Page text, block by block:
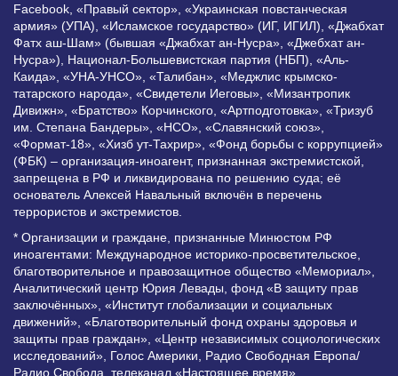
Facebook, «Правый сектор», «Украинская повстанческая
армия» (УПА), «Исламское государство» (ИГ, ИГИЛ), «Джабхат
Фатх аш-Шам» (бывшая «Джабхат ан-Нусра», «Джебхат ан-
Нусра»), Национал-Большевистская партия (НБП), «Аль-
Каида», «УНА-УНСО», «Талибан», «Меджлис крымско-
татарского народа», «Свидетели Иеговы», «Мизантропик
Дивижн», «Братство» Корчинского, «Артподготовка», «Тризуб
им. Степана Бандеры», «НСО», «Славянский союз»,
«Формат-18», «Хизб ут-Тахрир», «Фонд борьбы с коррупцией»
(ФБК) – организация-иноагент, признанная экстремистской,
запрещена в РФ и ликвидирована по решению суда; её
основатель Алексей Навальный включён в перечень
террористов и экстремистов.
* Организации и граждане, признанные Минюстом РФ
иноагентами: Международное историко-просветительское,
благотворительное и правозащитное общество «Мемориал»,
Аналитический центр Юрия Левады, фонд «В защиту прав
заключённых», «Институт глобализации и социальных
движений», «Благотворительный фонд охраны здоровья и
защиты прав граждан», «Центр независимых социологических
исследований», Голос Америки, Радио Свободная Европа/
Радио Свобода, телеканал «Настоящее время»,